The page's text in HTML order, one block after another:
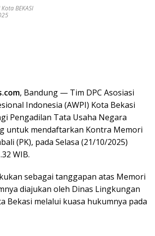
Kota BEKASI
, Bandung — Tim DPC Asosiasi
Indonesia (AWPI) Kota Bekasi
Pengadilan Tata Usaha Negara
untuk mendaftarkan Kontra Memori
(PK), pada Selasa (21/10/2025)
WIB.
sebagai tanggapan atas Memori
diajukan oleh Dinas Lingkungan
Bekasi melalui kuasa hukumnya pada